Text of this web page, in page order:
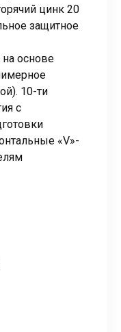
цинк 20
защитное
основе
10-ти
с
«V»-